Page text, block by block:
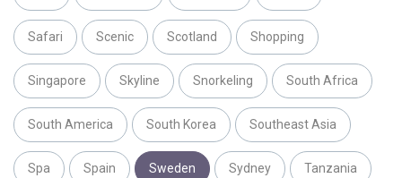
Safari Scenic Scotland Shopping
Singapore Skyline Snorkeling South Africa
South America South Korea Southeast Asia
Spa Spain Sweden Sydney Tanzania